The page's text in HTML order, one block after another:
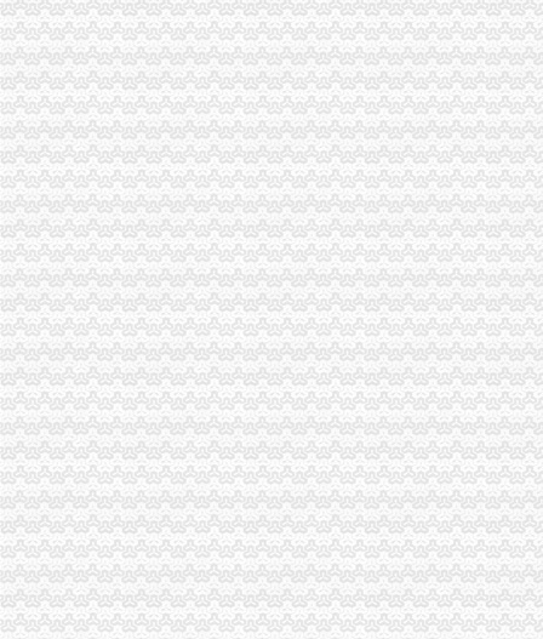
沙坪坝局抓住“五个关键”0元注册公司流程推动重点工作全面开展
沙坪坝局以四型模范为指针造“四型”0元注册公司领导班子
重庆工商系统充分发扬团结互助精大力开展对四川灾区的1元注册公司援助工作
丰都局重庆免费注册公司四字诀促政务信息上档升级
丰都局0元注册公司流程龙河所四举措全面清理整非煤矿山
南岸局重庆0元注册公司四公里工商所推行办案新模式率先实现基层执法能力指
市免费注册公司局中介处三项措施贯彻落实廉政工作会议精
江津局“两手抓”一元注册公司流程积构建食品安全监管长效机制
巴南局“四坚持”免费注册公司“四注重”认真做好科级后备干部推荐工作
大足局免费注册公司石马工商所三项措施清理整顿户外广告
彭水局重庆0元注册公司隆重纪念3.15国际消费者权益日
高新区IT市一元注册公司场实行《先行赔付制度》
合川局一元注册公司3.15活动呈现五大亮点
垫江局深入开展“红盾护农”0元注册公司流程行动
渝北局在区委、重庆一元注册公司区年度目标考核中获一等
沙坪坝局免费注册公司部分工商所上门验照贴花 促进监管服务两统一
万州局1元注册公司充分发挥工商职能大力推进就业与再就业工程成效显著
北碚局重庆0元注册公司四方面入手全面部署企业年检工作
市0元注册公司工商确定未来五年商标发展工作目标
开县局监管与服务并重加“三节”0元注册公司流程市场监管
免费
Bucee杂志馆|电子杂志电子书免费下载|PDF电子杂志电子书免费下载
Banner制作免费制作广告条我拉网为中国站长提供新动力
免费公司
上海凯程制泵有限公司-免费服务热线：